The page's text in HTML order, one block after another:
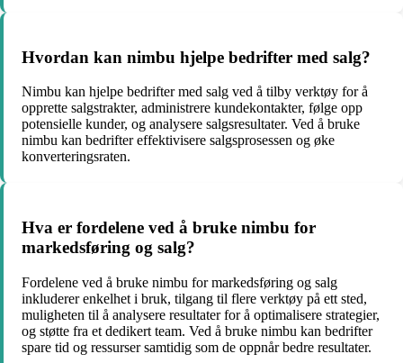
Hvordan kan nimbu hjelpe bedrifter med salg?
Nimbu kan hjelpe bedrifter med salg ved å tilby verktøy for å
opprette salgstrakter, administrere kundekontakter, følge opp
potensielle kunder, og analysere salgsresultater. Ved å bruke
nimbu kan bedrifter effektivisere salgsprosessen og øke
konverteringsraten.
Hva er fordelene ved å bruke nimbu for
markedsføring og salg?
Fordelene ved å bruke nimbu for markedsføring og salg
inkluderer enkelhet i bruk, tilgang til flere verktøy på ett sted,
muligheten til å analysere resultater for å optimalisere strategier,
og støtte fra et dedikert team. Ved å bruke nimbu kan bedrifter
spare tid og ressurser samtidig som de oppnår bedre resultater.